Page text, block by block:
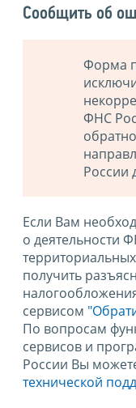
Сообщить об
Форма
ФНС
России
Если Вам
о деятельности
получить
сервисом
По вопросам
сервисов и
России Вы
технической